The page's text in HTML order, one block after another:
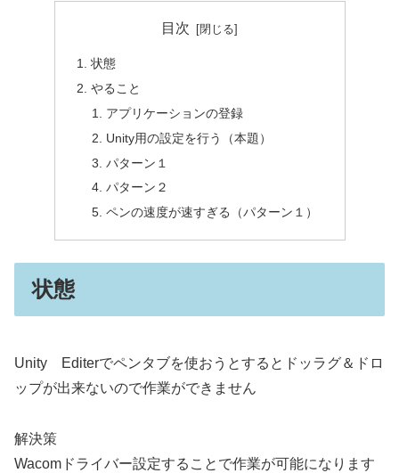
目次
状態
やること
アプリケーションの登録
Unity用の設定を行う（本題）
パターン１
パターン２
ペンの速度が速すぎる（パターン１）
状態
Unity Editerでペンタブを使おうとするとドッラグ＆ドロ
ップが出来ないので作業ができません
解決策
Wacomドライバー設定することで作業が可能になります